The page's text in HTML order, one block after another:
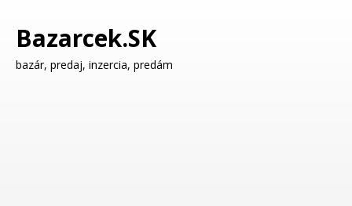
Bazarcek.SK
bazár, predaj, inzercia, predám